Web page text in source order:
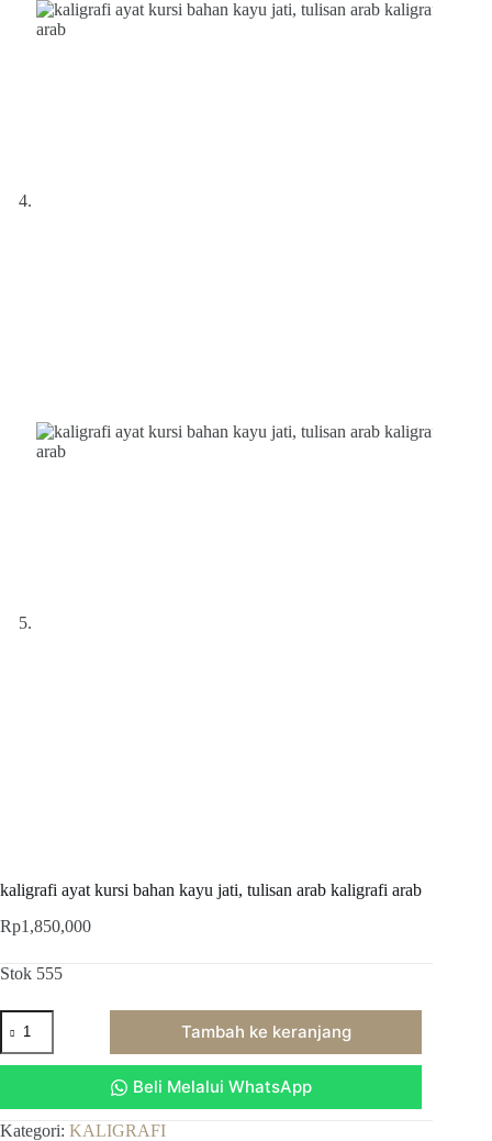
kaligrafi ayat kursi bahan kayu jati, tulisan arab kaligrafi arab
Rp1,850,000
Stok 555
Kuantitas
kaligrafi
ayat
kayu
jati,
Tambah ke keranjang
Beli Melalui WhatsApp
Kategori: KALIGRAFI